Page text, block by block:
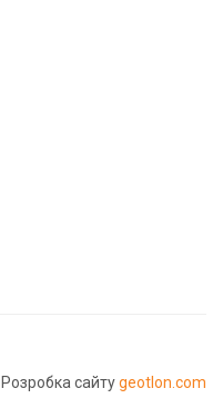
Розробка сайтуgeotlon.com